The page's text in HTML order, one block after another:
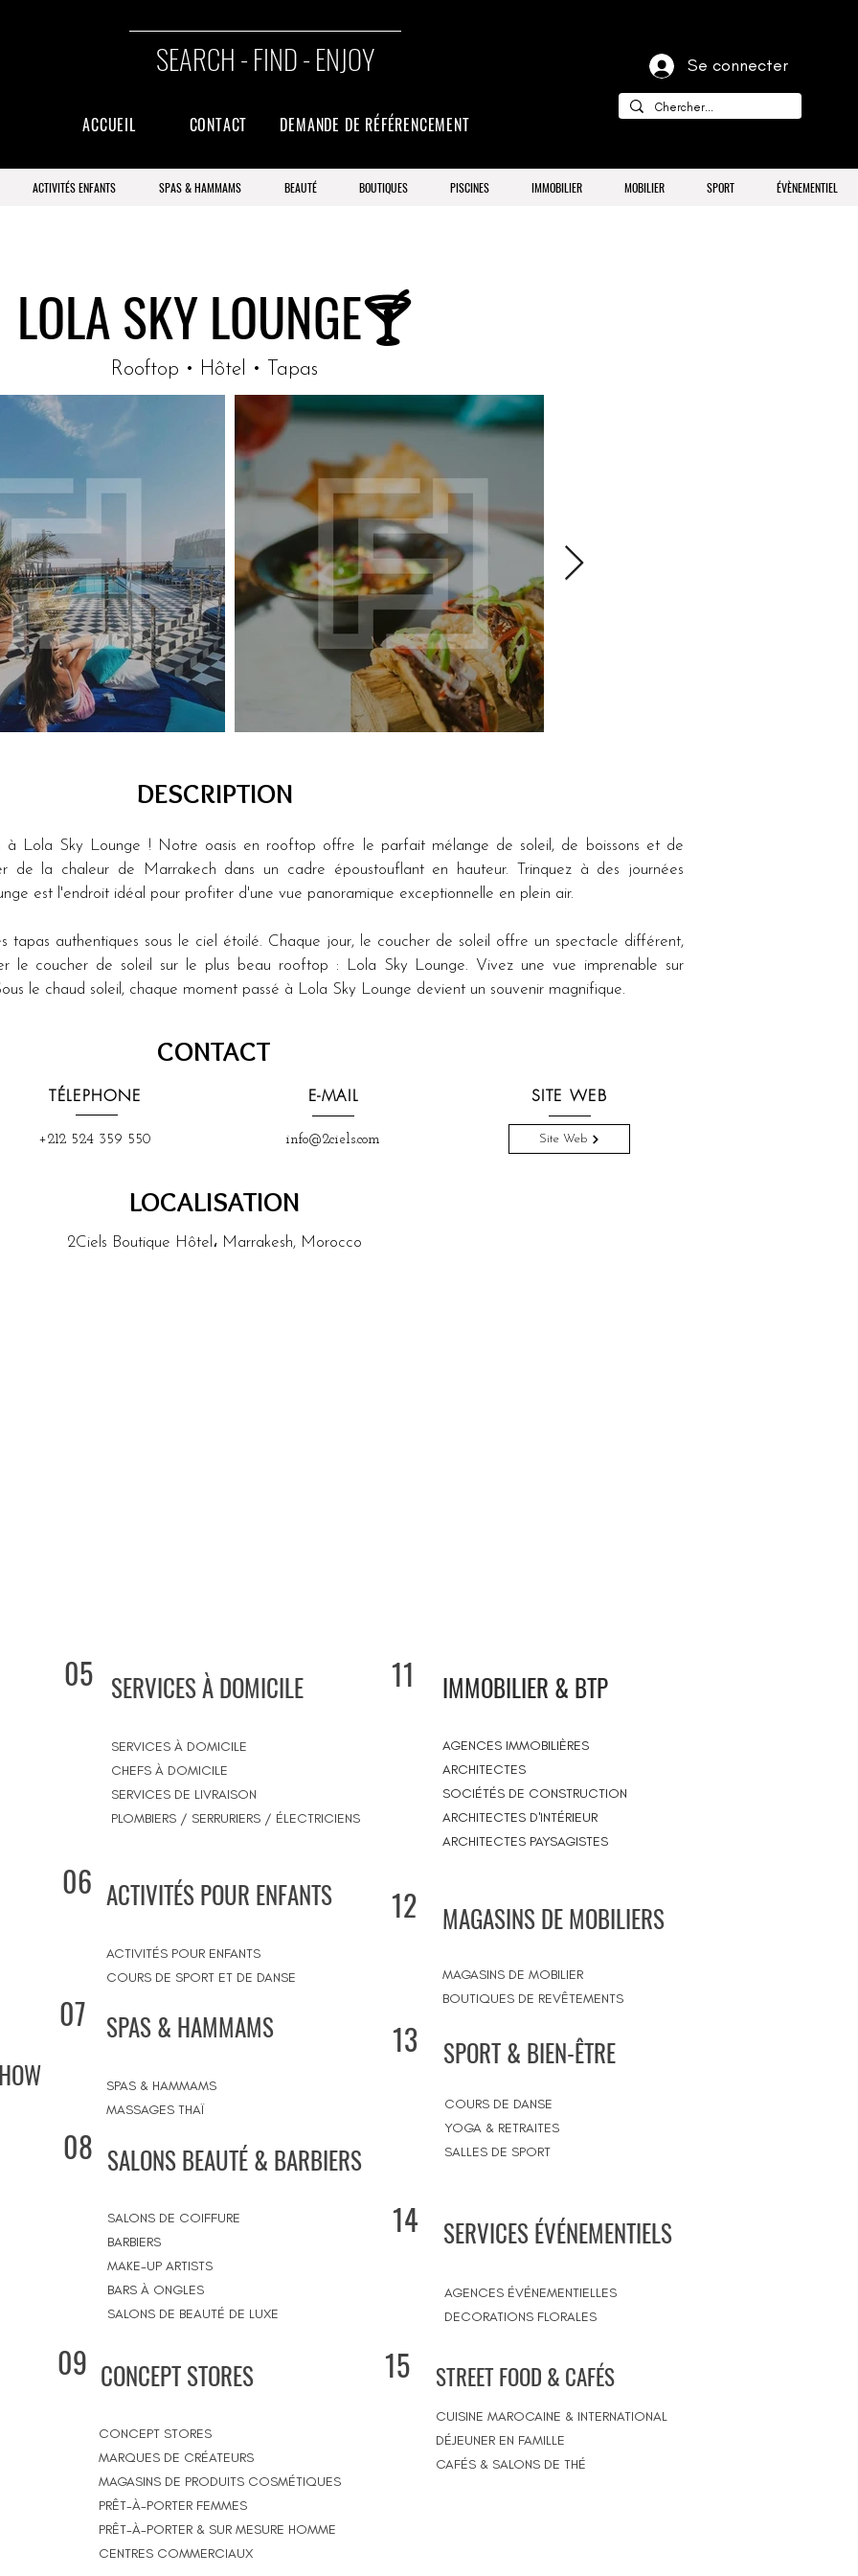
SEARCH - FIND - ENJOY
ACCUEIL CONTACT DEMANDE DE RÉFÉRENCEMENT
Se connecter
ACTIVITÉS ENFANTS SPAS & HAMMAMS BEAUTÉ BOUTIQUES PISCINES IMMOBILIER MOBILIER SPORT ÉVÈNEMENTIEL
LOLA SKY LOUNGE🍸
Rooftop • Hôtel • Tapas
DESCRIPTION
à Lola Sky Lounge ! Notre oasis en rooftop offre le parfait mélange de soleil, de boissons et de
de la chaleur de Marrakech dans un cadre époustouflant en hauteur. Trinquez à des journées
est l'endroit idéal pour profiter d'une vue panoramique exceptionnelle en plein air.
tapas authentiques sous le ciel étoilé. Chaque jour, le coucher de soleil offre un spectacle différent,
le coucher de soleil sur le plus beau rooftop : Lola Sky Lounge. Vivez une vue imprenable sur
le chaud soleil, chaque moment passé à Lola Sky Lounge devient un souvenir magnifique.
CONTACT
TÉLEPHONE
+212 524 359 550
E-MAIL
info@2ciels.com
SITE WEB
Site Web
LOCALISATION
2Ciels Boutique Hôtel، Marrakesh, Morocco
05 SERVICES À DOMICILE
SERVICES À DOMICILE
CHEFS À DOMICILE
SERVICES DE LIVRAISON
PLOMBIERS / SERRURIERS / ÉLECTRICIENS
11 IMMOBILIER & BTP
AGENCES IMMOBILIÈRES
ARCHITECTES
SOCIÉTÉS DE CONSTRUCTION
ARCHITECTES D'INTÉRIEUR
ARCHITECTES PAYSAGISTES
06 ACTIVITÉS POUR ENFANTS
ACTIVITÉS POUR ENFANTS
COURS DE SPORT ET DE DANSE
12 MAGASINS DE MOBILIERS
MAGASINS DE MOBILIER
BOUTIQUES DE REVÊTEMENTS
07 SPAS & HAMMAMS
SPAS & HAMMAMS
MASSAGES THAÏ
08 SALONS BEAUTÉ & BARBIERS
SALONS DE COIFFURE
BARBIERS
MAKE-UP ARTISTS
BARS À ONGLES
SALONS DE BEAUTÉ DE LUXE
13 SPORT & BIEN-ÊTRE
COURS DE DANSE
YOGA & RETRAITES
SALLES DE SPORT
14 SERVICES ÉVÉNEMENTIELS
AGENCES ÉVÉNEMENTIELLES
DECORATIONS FLORALES
09 CONCEPT STORES
CONCEPT STORES
MARQUES DE CRÉATEURS
MAGASINS DE PRODUITS COSMÉTIQUES
PRÊT-À-PORTER FEMMES
PRÊT-À-PORTER & SUR MESURE HOMME
CENTRES COMMERCIAUX
15 STREET FOOD & CAFÉS
CUISINE MAROCAINE & INTERNATIONAL
DÉJEUNER EN FAMILLE
CAFÉS & SALONS DE THÉ